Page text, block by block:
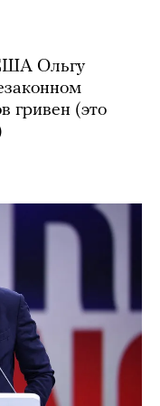
Ольгу
гривен (это